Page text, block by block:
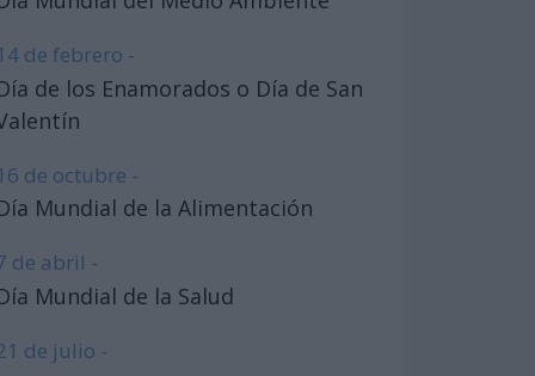
de febrero -
de los Enamorados o Día de San
de octubre -
Mundial de la Alimentación
de abril -
Mundial de la Salud
de julio -